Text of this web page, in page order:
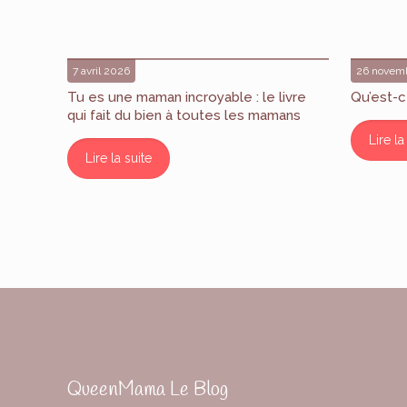
7 avril 2026
Tu es une maman incroyable : le livre
qui fait du bien à toutes les mamans
Lire la suite
26
Qu’est-
Lire
QueenMama Le Blog